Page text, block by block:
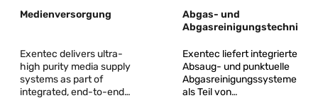
Medienversorgung
Exentec delivers ultra-
high purity media supply
systems as part of
integrated, end-to-end
Abgas- und
Abgasreinigungstechnik
Exentec liefert integrierte
Absaug- und punktuelle
Abgasreinigungssysteme
als Teil von